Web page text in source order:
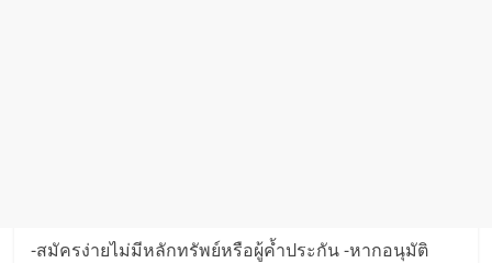
-สมัครง่ายไม่มีหลักทรัพย์หรือผู้ค้ำประกัน -หากอนุมัติ